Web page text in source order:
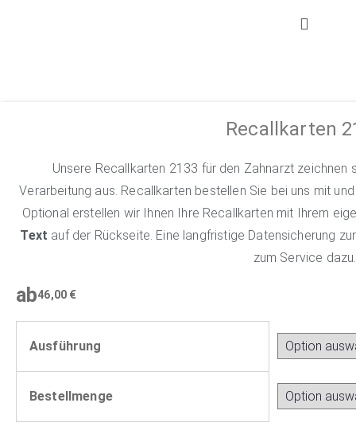
Recallkarten
Unsere Recallkarten 2133 für den Zahnarzt zeichnen
Verarbeitung aus. Recallkarten bestellen Sie bei uns mit
Optional erstellen wir Ihnen Ihre Recallkarten mit Ihrem
Text auf der Rückseite. Eine langfristige Datensicherung
zum Service dazu.
ab46,00 €
Ausführung
Bestellmenge